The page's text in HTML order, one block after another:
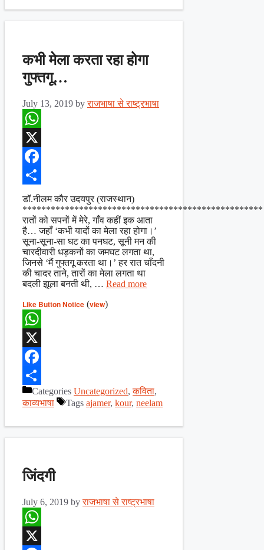
कभी मेला करता रहा होगा
गुफ्तगू…
July 13, 2019 byराजभाषा से राष्ट्रभाषा
WhatsApp
X
Facebook
Share
डॉ.नीलम कौर उदयपुर (राजस्थान)
***************************************************
रातों को सपनों में मेरे, गाँव कहीं इक आता
है… जहाँ ‘कभी यादों का मेला रहा होगा।’
सूना-सूना-सा घट का पनघट, सूनी मन की
चारदीवारी धड़कनों का जमघट लगता था,
जिनसे ‘मैं गुफ्तगू करता था।’ हर रात चाँदनी
की चादर ताने, तारों का मेला लगता था
बदली झूला बनती थी, … Read more
Like Button Notice (view)
WhatsApp
X
Facebook
ShareCategories Uncategorized,कविता,
काव्यभाषा
Tags ajamer, kour, neelam
जिंदगी
July 6, 2019 byराजभाषा से राष्ट्रभाषा
WhatsApp